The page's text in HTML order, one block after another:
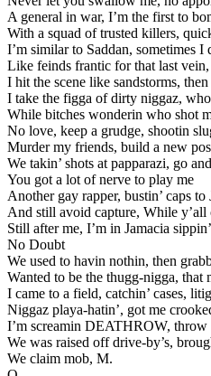
A general in war, I’m the first to
With a squad of trusted killers,
I’m similar to Saddan, sometimes I
Like feinds frantic for that last
I hit the scene like sandstorms,
I take the figga of dirty niggaz,
While bitches wonderin who shot
No love, keep a grudge, shootin
Murder my friends, build a new
We takin’ shots at papparazi, go
You got a lot of nerve to play me
Another gay rapper, bustin’ caps
And still avoid capture, While y’all
Still after me, I’m in Jamacia
No Doubt
We used to havin nothin, then
Wanted to be the thugg-nigga, that
I came to a field, catchin’ cases,
Niggaz playa-hatin’, got me
I’m screamin DEATHROW,
We was raised off drive-by’s,
We claim mob, M.